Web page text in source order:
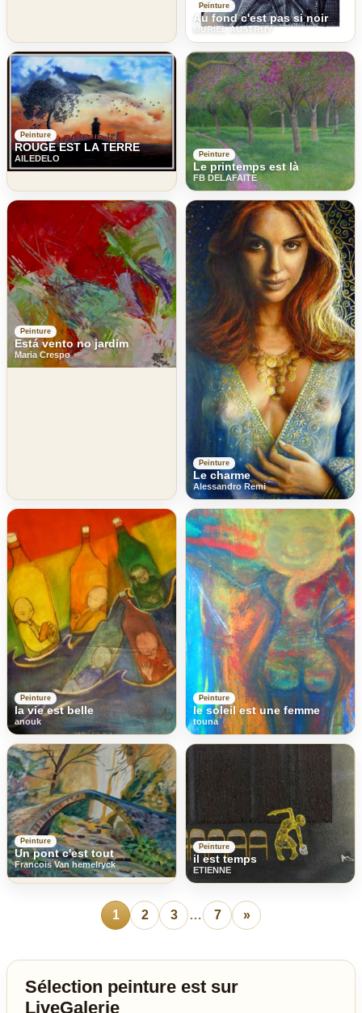
Peinture
Au fond c'est pas si noir
MURIEL AUSTRUY
Peinture
ROUGE EST LA TERRE
AILEDELO Peinture
Le printemps est là
FB DELAFAITE
Peinture
Está vento no jardim
Maria Crespo
Peinture
Le charme
Alessandro Remi
Peinture
la vie est belle
anouk
Peinture
le soleil est une femme
touna
Peinture
Un pont c'est tout
Francois Van hemelryck
Peinture
il est temps
ETIENNE
1 2 3 … 7 »
Sélection peinture est sur
LiveGalerie